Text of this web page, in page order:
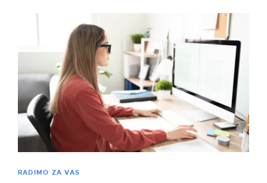
RADIMO ZA VAS